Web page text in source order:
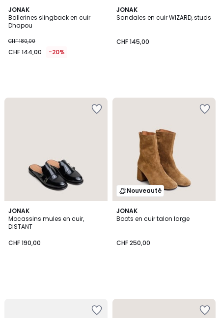
JONAK
Ballerines slingback en cuir
Dhapou
CHF 180,00
CHF 144,00 -20%
JONAK
Sandales en cuir WIZARD, studs
CHF 145,00
JONAK
Mocassins mules en cuir,
DISTANT
CHF 190,00
Nouveauté
JONAK
Boots en cuir talon large
CHF 250,00